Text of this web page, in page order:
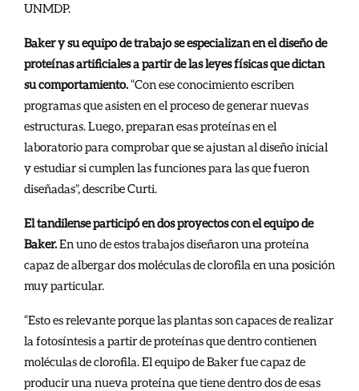
UNMDP.
Baker y su equipo de trabajo se especializan en el diseño de
proteínas artificiales a partir de las leyes físicas que dictan
su comportamiento.“Con ese conocimiento escriben
programas que asisten en el proceso de generar nuevas
estructuras. Luego, preparan esas proteínas en el
laboratorio para comprobar que se ajustan al diseño inicial
y estudiar si cumplen las funciones para las que fueron
diseñadas”, describe Curti.
El tandilense participó en dos proyectos con el equipo de
Baker.En uno de estos trabajos diseñaron una proteína
capaz de albergar dos moléculas de clorofila en una posición
muy particular.
“Esto es relevante porque las plantas son capaces de realizar
la fotosíntesis a partir de proteínas que dentro contienen
moléculas de clorofila. El equipo de Baker fue capaz de
producir una nueva proteína que tiene dentro dos de esas